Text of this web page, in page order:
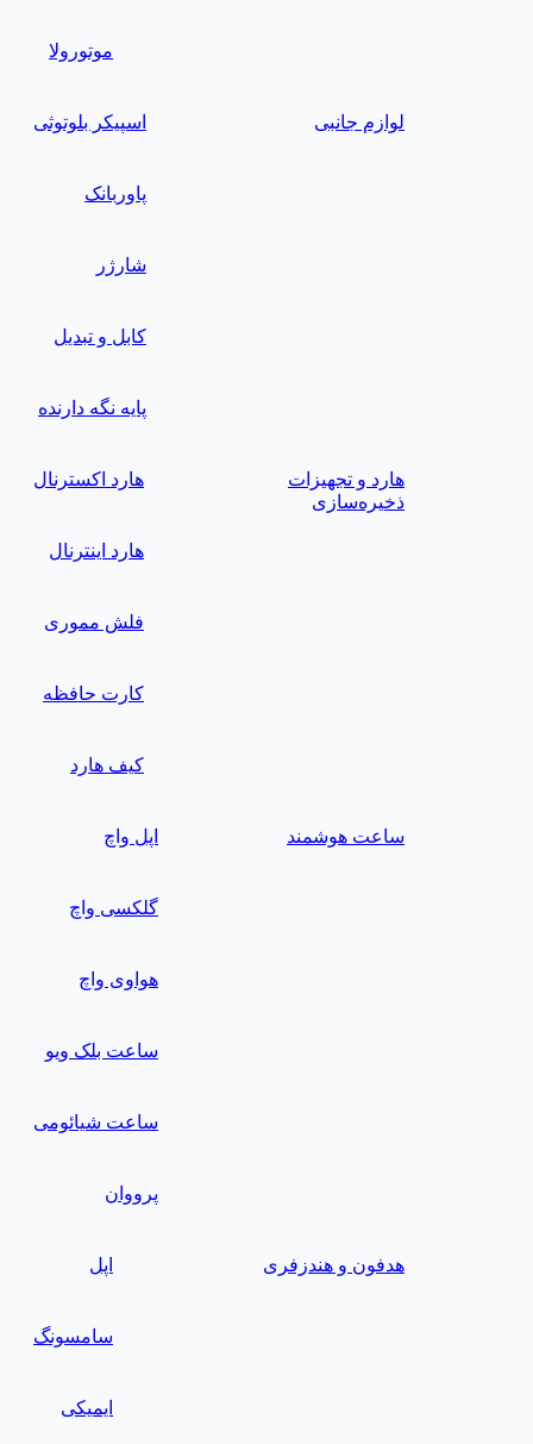
موتورولا
لوازم جانبی اسپیکر بلوتوثی
پاوربانک
شارژر
کابل و تبدیل
پایه نگه دارنده
هارد و تجهیزات
ذخیره‌سازی
هارد اکسترنال
هارد اینترنال
فلش مموری
کارت حافظه
کیف هارد
ساعت هوشمند اپل واچ
گلکسی واچ
هواوی واچ
ساعت بلک ویو
ساعت شیائومی
پرووان
هدفون و هندزفری اپل
سامسونگ
ایمیکی